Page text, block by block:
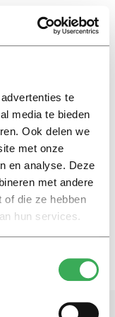
te
media te bieden
Ook delen we
met onze
en analyse. Deze
met andere
of die ze hebben
hun services.
EN